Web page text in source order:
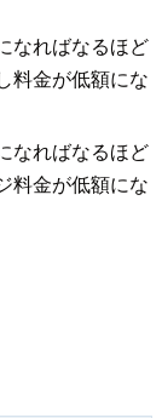
なればなるほど
料金が低額にな
なればなるほど
料金が低額にな